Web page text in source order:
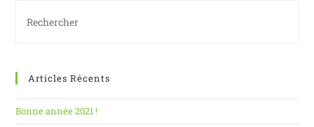
Articles Récents
Bonne année 2021 !